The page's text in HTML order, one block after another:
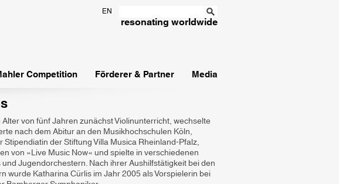
Competition Förderer & Partner Media
EN
resonating worldwide
von fünf Jahren zunächst Violinunterricht, wechselte
nach dem Abitur an den Musikhochschulen Köln,
Stipendiatin der Stiftung Villa Musica Rheinland-Pfalz,
von »Live Music Now« und spielte in verschiedenen
Jugendorchestern. Nach ihrer Aushilfstätigkeit bei den
wurde Katharina Cürlis im Jahr 2005 als Vorspielerin bei